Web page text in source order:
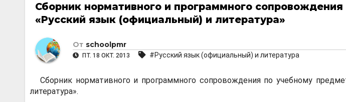
Сборник нормативного и программного
«Русский язык (официальный) и литература»
От schoolpmr
ПТ. 18 ОКТ. 2013 #Русский язык (официальный) и литература
Сборник нормативного и программного сопровождения по учебному
литература».